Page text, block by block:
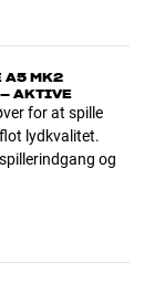
A5 MK2
AKTIVE
for at spille
lydkvalitet.
og